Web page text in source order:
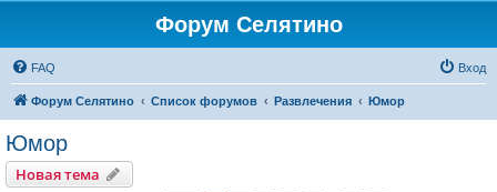
Форум Селятино
FAQ Вход
Форум Селятино Список форумов Развлечения Юмор
Юмор
Новая тема